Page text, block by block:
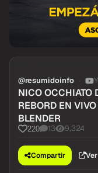
@resumidoinfo
NICO OCCHIATO
REBORD EN
BLENDER
220 13 9,324
Compartir